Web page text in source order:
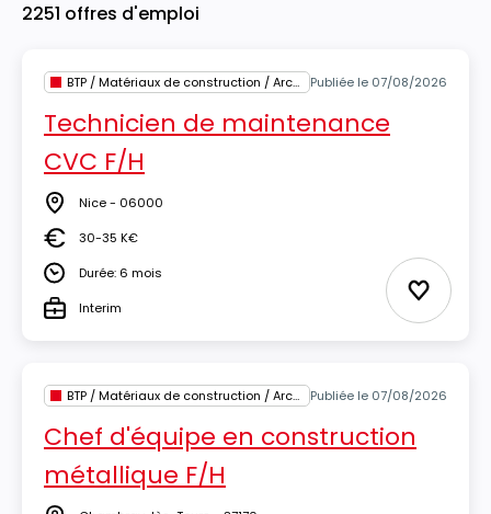
2251 offres d'emploi
BTP / Matériaux de construction / Architecture Publiée le 07/08/2026
Technicien de maintenance
CVC F/H
Lieu Nice - 06000
Salaire30-35 K€
DuréeDurée: 6 mois
TypeInterim Ajouter
BTP / Matériaux de construction / Architecture Publiée le 07/08/2026
Chef d'équipe en construction
métallique F/H